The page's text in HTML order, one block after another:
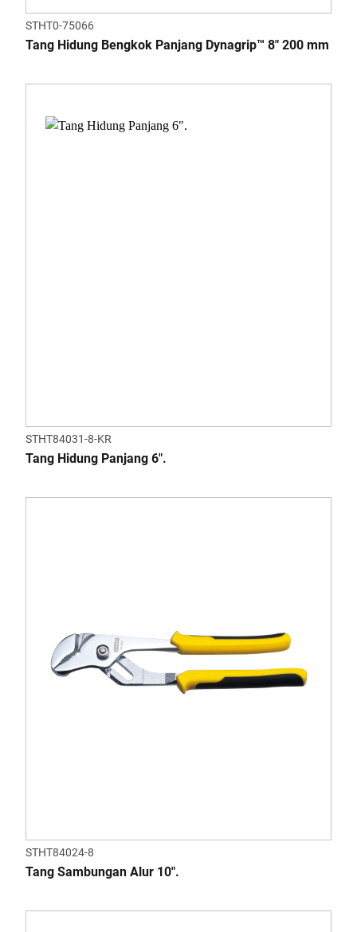
STHT0-75066
Tang Hidung Bengkok Panjang Dynagrip™ 8" 200 mm
STHT84031-8-KR
Tang Hidung Panjang 6".
STHT84024-8
Tang Sambungan Alur 10".